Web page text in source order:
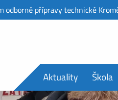
odborné přípravy technické
Aktuality Škola